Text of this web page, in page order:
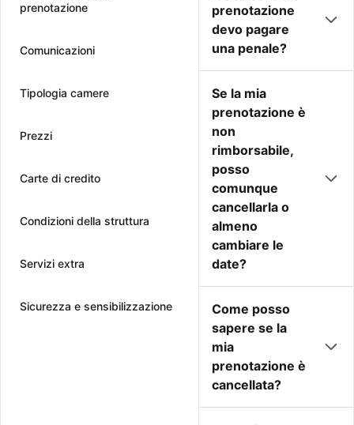
prenotazione
Comunicazioni
Tipologia camere
Prezzi
Carte di credito
Condizioni della struttura
Servizi extra
Sicurezza e sensibilizzazione
prenotazione
devo pagare
una penale?
Se la mia
prenotazione è
non
rimborsabile,
posso
comunque
cancellarla o
almeno
cambiare le
date?
Come posso
sapere se la
mia
prenotazione è
cancellata?